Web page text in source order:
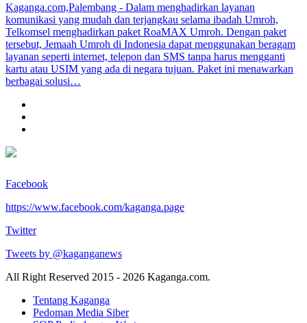
Kaganga.com,Palembang - Dalam menghadirkan layanan
komunikasi yang mudah dan terjangkau selama ibadah Umroh,
Telkomsel menghadirkan paket RoaMAX Umroh. Dengan paket
tersebut, Jemaah Umroh di Indonesia dapat menggunakan beragam
layanan seperti internet, telepon dan SMS tanpa harus mengganti
kartu atau USIM yang ada di negara tujuan. Paket ini menawarkan
berbagai solusi…
Facebook
https://www.facebook.com/kaganga.page
Twitter
Tweets by @kaganganews
All Right Reserved 2015 - 2026 Kaganga.com.
Tentang Kaganga
Pedoman Media Siber